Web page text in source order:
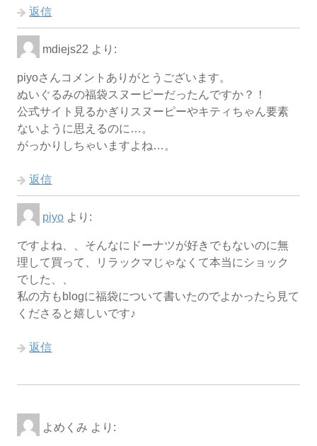
返信
mdiejs22 より:
piyoさんコメントありがとうございます。
ぬいぐるみの福袋スヌーピーだったんですか？！
公式サイト見るかぎりスヌーピーやキティちゃん要素
ないように思えるのに…。
がっかりしちゃいますよね…。
返信
piyo より:
ですよね、、そんなにドーナツが好きでもないのに無
理して買って、リラックマじゃなくて本当にショック
でした、、
私の方もblogに福袋について書いたのでよかったら見て
くださると嬉しいです♪
返信
よめくみ より: